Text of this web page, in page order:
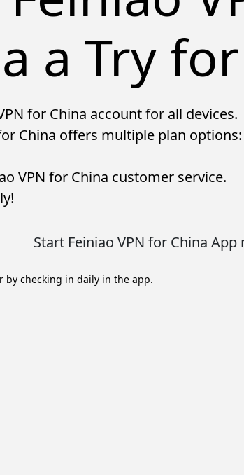
a Try
for China account for all devices.
China offers multiple plan
VPN for China customer service.
Start Feiniao VPN for China App
by checking in daily in the app.